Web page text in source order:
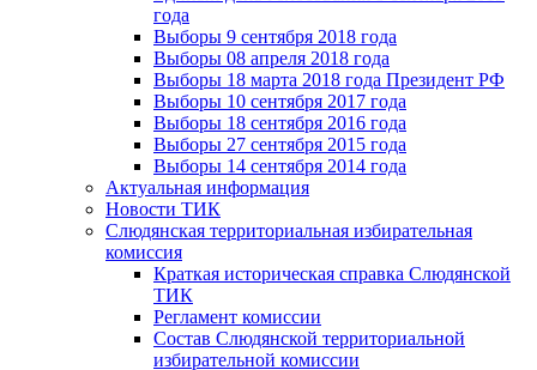
года
Выборы 9 сентября 2018 года
Выборы 08 апреля 2018 года
Выборы 18 марта 2018 года Президент РФ
Выборы 10 сентября 2017 года
Выборы 18 сентября 2016 года
Выборы 27 сентября 2015 года
Выборы 14 сентября 2014 года
Актуальная информация
Новости ТИК
Слюдянская территориальная избирательная
комиссия
Краткая историческая справка Слюдянской
ТИК
Регламент комиссии
Состав Слюдянской территориальной
избирательной комиссии